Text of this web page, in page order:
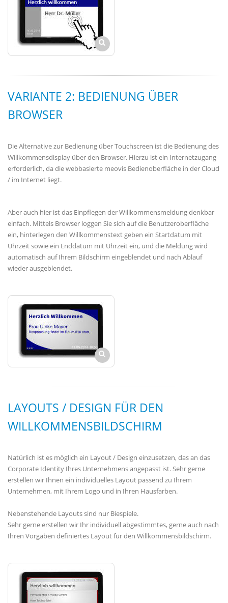
VARIANTE 2: BEDIENUNG ÜBER
BROWSER
Die Alternative zur Bedienung über Touchscreen ist die Bedienung des
Willkommensdisplay über den Browser. Hierzu ist ein Internetzugang
erforderlich, da die webbasierte meovis Bedienoberfläche in der Cloud
/ im Internet liegt.
Aber auch hier ist das Einpflegen der Willkommensmeldung denkbar
einfach. Mittels Browser loggen Sie sich auf die Benutzeroberfläche
ein, hinterlegen den Willkommenstext geben ein Startdatum mit
Uhrzeit sowie ein Enddatum mit Uhrzeit ein, und die Meldung wird
automatisch auf Ihrem Bildschirm eingeblendet und nach Ablauf
wieder ausgeblendet.
LAYOUTS / DESIGN FÜR DEN
WILLKOMMENSBILDSCHIRM
Natürlich ist es möglich ein Layout / Design einzusetzen, das an das
Corporate Identity Ihres Unternehmens angepasst ist. Sehr gerne
erstellen wir Ihnen ein individuelles Layout passend zu Ihrem
Unternehmen, mit Ihrem Logo und in Ihren Hausfarben.
Nebenstehende Layouts sind nur Biespiele.
Sehr gerne erstellen wir Ihr individuell abgestimmtes, gerne auch nach
Ihren Vorgaben definiertes Layout für den Willkommensbildschirm.